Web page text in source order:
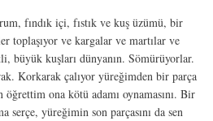
fındık içi, fıstık ve kuş üzümü, bir
toplaşıyor ve kargalar ve martılar ve
büyük kuşları dünyanın. Sömürüyorlar.
Korkarak çalıyor yüreğimden bir parça
ona kötü adamı oynamasını. Bir
serçe, yüreğimin son parçasını da sen